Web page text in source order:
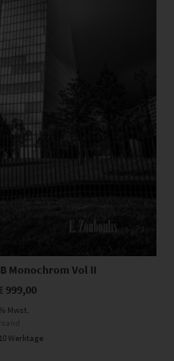
Monochrom Vol II
999,00
Mwst.
Werktage